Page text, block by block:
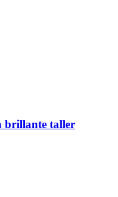
brillante taller